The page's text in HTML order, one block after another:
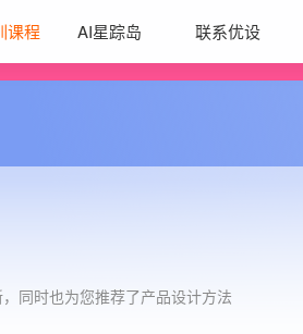
课程 AI星踪岛 联系优设
同时也为您推荐了产品设计方法